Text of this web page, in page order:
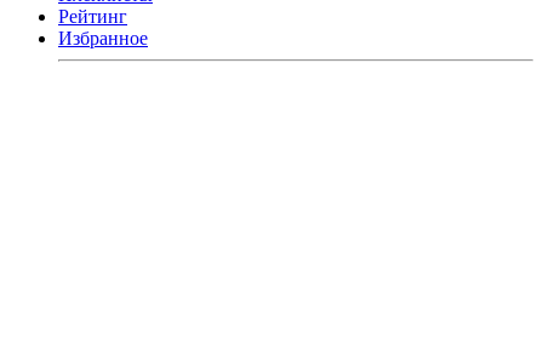
Рейтинг
Избранное